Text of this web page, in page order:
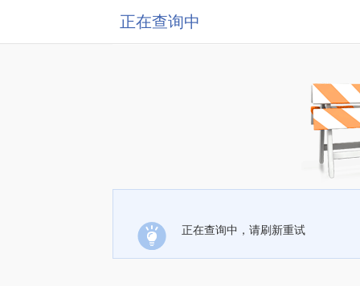
正在查询中
正在查询中，请刷新重试